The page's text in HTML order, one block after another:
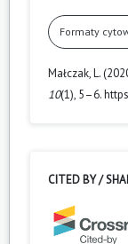
Formaty
Małczak, L.
10(1), 5–6.
CITED BY /